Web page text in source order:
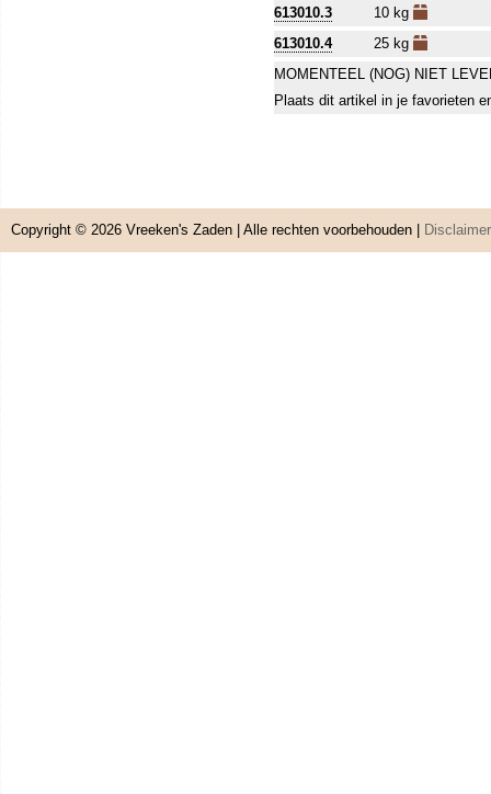
613010.3
10 kg
613010.4
25 kg
MOMENTEEL (NOG) NIET
Plaats dit artikel in je favorieten
Copyright © 2026 Vreeken's Zaden | Alle rechten voorbehouden | Disclaimer